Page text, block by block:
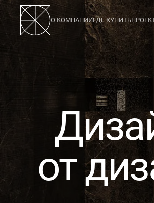
123 О КОМПАНИИГДЕ КУПИТЬ
от